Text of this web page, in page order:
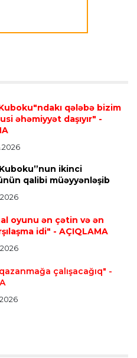
salmaq istəyir
“River Pleyt”ə keçir
futbolçusunu
çempionatında
5” yarışı keçirildi
qələbə bizim
əhəmiyyət daşıyır" -
ikinci
qalibi müəyyənləşib
oyunu ən çətin və ən
idi" - AÇIQLAMA
çalışacağıq" -